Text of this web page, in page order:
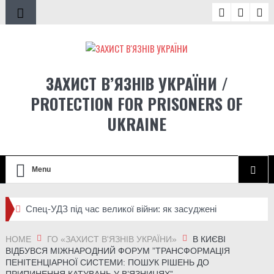
ЗАХИСТ В’ЯЗНІВ УКРАЇНИ /
PROTECTION FOR PRISONERS OF
UKRAINE
Menu
Спец-УДЗ під час великої війни: як засуджені
розв’язані
HOME ГО «ЗАХИСТ В'ЯЗНІВ УКРАЇНИ»
В КИЄВІ
ВІДБУВСЯ МІЖНАРОДНИЙ ФОРУМ ”ТРАНСФОРМАЦІЯ
ПЕНІТЕНЦІАРНОЇ СИСТЕМИ: ПОШУК РІШЕНЬ ДО